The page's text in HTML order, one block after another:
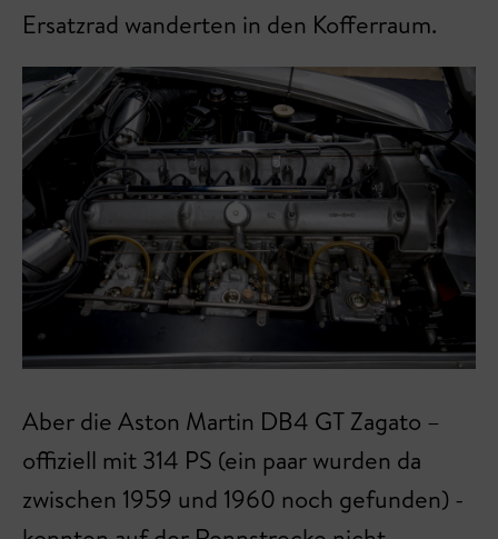
Ersatzrad wanderten in den Kofferraum.
Aber die Aston Martin DB4 GT Zagato –
offiziell mit 314 PS (ein paar wurden da
zwischen 1959 und 1960 noch gefunden) -